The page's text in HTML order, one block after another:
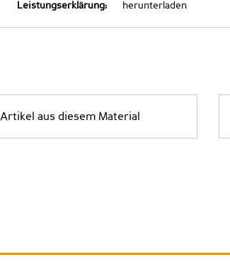
Leistungserklärung: herunterladen
Artikel aus diesem Material